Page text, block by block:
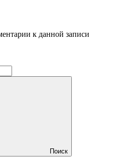
к данной записи
Поиск